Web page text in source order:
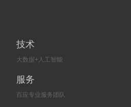
技术
大数据+人工智能
服务
百应专业服务团队